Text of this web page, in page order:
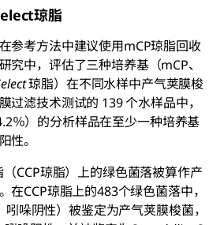
琼脂
参考方法中建议使用mCP琼脂回收
究中，评估了三种培养基（mCP、
琼脂）在不同水样中产气荚膜梭
过滤技术测试的 139 个水样品中，
％）的分析样品在至少一种培养基
性。
（CCP琼脂）上的绿色菌落被算作产
在CCP琼脂上的483个绿色菌落中，
吲哚阴性）被鉴定为产气荚膜梭菌，